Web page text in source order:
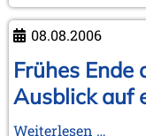
from
Mail
von
08.08.2006
Frühes Ende
Ausblick auf
Weiterlesen …